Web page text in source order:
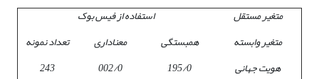
متغیر مستقل
متغیر وابسته
استفاده از فیس بوک
همبستگی
معناداری
تعداد نمونه
هویت جهانی
195/0
002/0
243